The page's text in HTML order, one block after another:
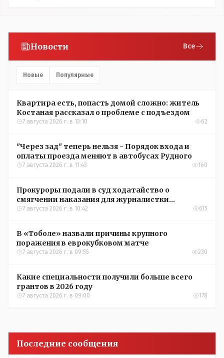
Новости Все
Новые Популярные
Квартира есть, попасть домой сложно: житель
Костаная рассказал о проблеме с подъездом
7 августа 2026 г. в 13:10 62
"Через зад" теперь нельзя - Порядок входа и
оплаты проезда меняют в автобусах Рудного
7 августа 2026 г. в 11:43 160
Прокуроры подали в суд ходатайство о
смягчении наказания для журналистки
Александры Алёховой
7 августа 2026 г. в 10:42 615
В «Тоболе» назвали причины крупного
поражения в еврокубковом матче
7 августа 2026 г. в 09:55 230
Какие специальности получили больше всего
грантов в 2026 году
7 августа 2026 г. в 09:00 178
Последние сообщения